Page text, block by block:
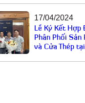
17/04/2024
Lễ Ký Kết Hợp
Phân Phối Sản
và Cửa Thép